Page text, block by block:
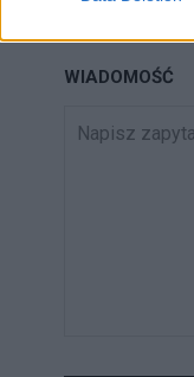
WIADOMOŚĆ